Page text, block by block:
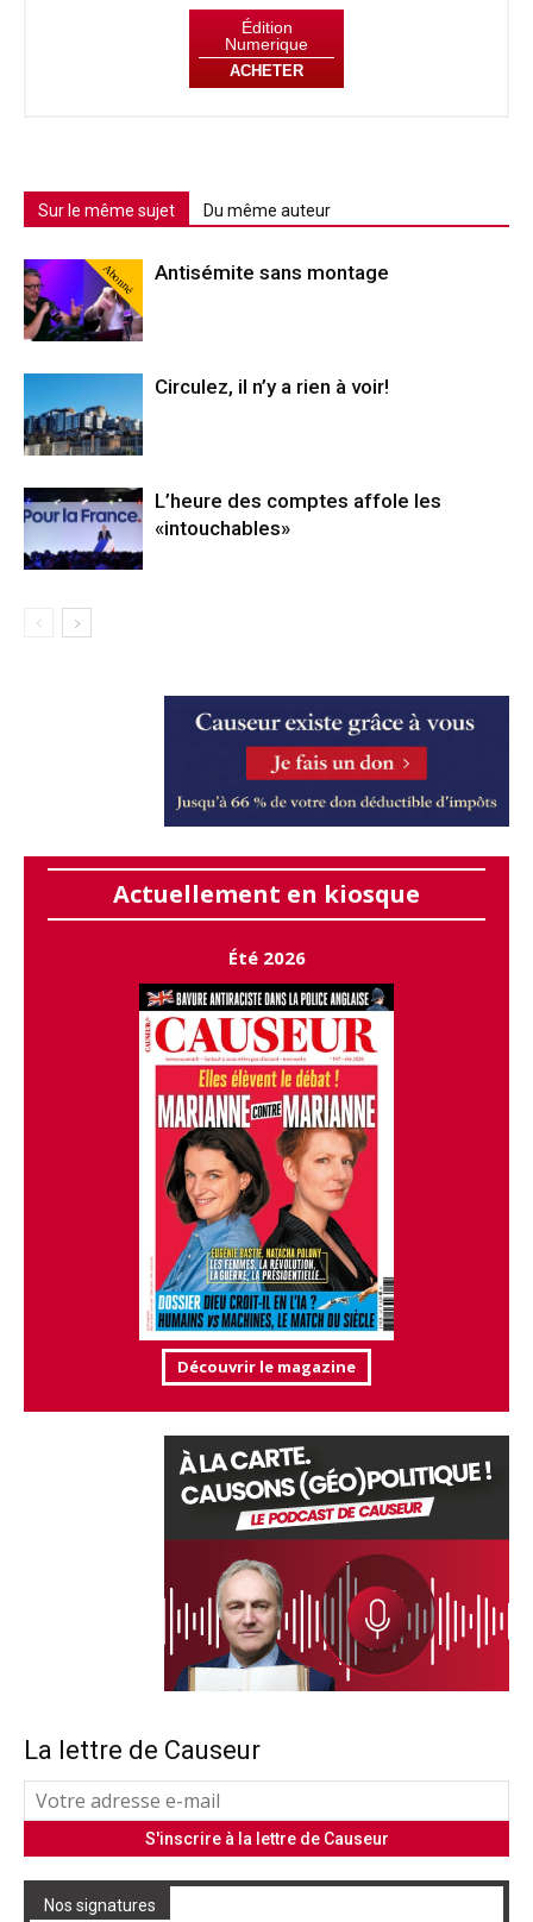
Édition
Numerique
ACHETER
Sur le même sujet Du même auteur
Abonné Antisémite sans montage
Circulez, il n’y a rien à voir!
L’heure des comptes affole les
«intouchables»
Actuellement en kiosque
Été 2026
Découvrir le magazine
La lettre de Causeur
Nos signatures